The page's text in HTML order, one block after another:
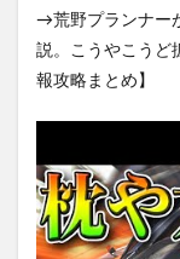
→荒野プランナー
説。こうやこうど
報攻略まとめ】